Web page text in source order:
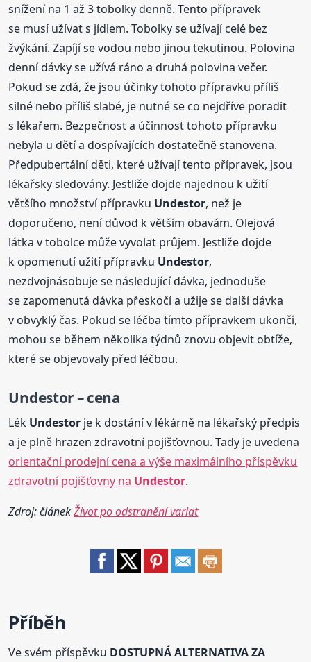
snížení na 1 až 3 tobolky denně. Tento přípravek
se musí užívat s jídlem. Tobolky se užívají celé bez
žvýkání. Zapíjí se vodou nebo jinou tekutinou. Polovina
denní dávky se užívá ráno a druhá polovina večer.
Pokud se zdá, že jsou účinky tohoto přípravku příliš
silné nebo příliš slabé, je nutné se co nejdříve poradit
s lékařem. Bezpečnost a účinnost tohoto přípravku
nebyla u dětí a dospívajících dostatečně stanovena.
Předpubertální děti, které užívají tento přípravek, jsou
lékařsky sledovány. Jestliže dojde najednou k užití
většího množství přípravku Undestor, než je
doporučeno, není důvod k větším obavám. Olejová
látka v tobolce může vyvolat průjem. Jestliže dojde
k opomenutí užití přípravku Undestor,
nezdvojnásobuje se následující dávka, jednoduše
se zapomenutá dávka přeskočí a užije se další dávka
v obvyklý čas. Pokud se léčba tímto přípravkem ukončí,
mohou se během několika týdnů znovu objevit obtíže,
které se objevovaly před léčbou.
Undestor– cena
Lék Undestor je k dostání v lékárně na lékařský předpis
a je plně hrazen zdravotní pojišťovnou. Tady je uvedena
orientační prodejní cena a výše maximálního příspěvku
zdravotní pojišťovny na Undestor.
Zdroj: článekŽivot po odstranění varlat
Příběh
Ve svém příspěvku DOSTUPNÁ ALTERNATIVA ZA